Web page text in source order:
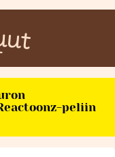
peliin